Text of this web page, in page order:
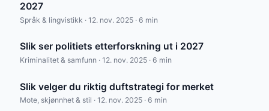
2027
Språk & lingvistikk · 12. nov. 2025 · 6 min
Slik ser politiets etterforskning ut i 2027
Kriminalitet & samfunn · 12. nov. 2025 · 6 min
Slik velger du riktig duftstrategi for merket
Mote, skjønnhet & stil · 12. nov. 2025 · 6 min